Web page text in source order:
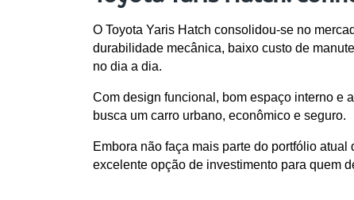
O Toyota Yaris Hatch consolidou-se no
durabilidade mecânica, baixo custo de
no dia a dia.
Com design funcional, bom espaço interno e
busca um carro urbano, econômico e seguro.
Embora não faça mais parte do portfólio
excelente opção de investimento para quem